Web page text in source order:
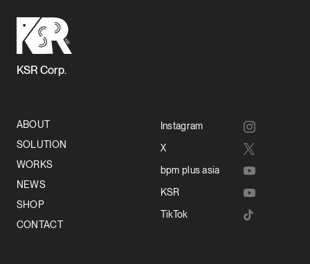
KSR Corp.
ABOUT
SOLUTION
WORKS
NEWS
SHOP
CONTACT
Instagram
X
bpm plus asia
KSR
TikTok